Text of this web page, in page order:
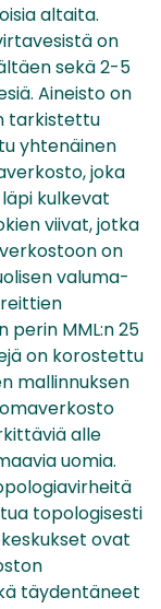
altaita.
on
sekä 2-5
Aineisto on
tarkistettu
yhtenäinen
joka
kulkevat
viivat, jotka
on
valuma-
MML:n 25
on korostettu
mallinnuksen
alle
uomia.
topologisesti
ovat
täydentäneet